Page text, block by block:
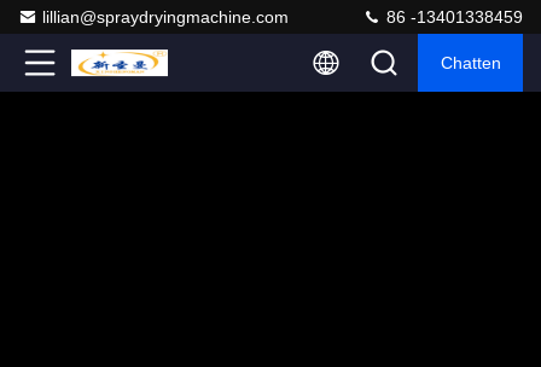
lillian@spraydryingmachine.com 86 -13401338459
Chatten